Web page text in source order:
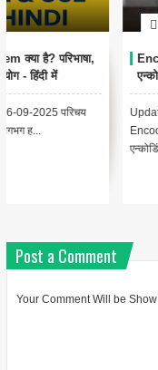
Encoding Meaning in
एन्कोडिंग का मतलब और उपयोग
Updated On : 13-09-2025
Encoding Meaning in Hindi |
एन्कोडिंग का मतलब Encodin...
Post a Comment
Your Comment Will be